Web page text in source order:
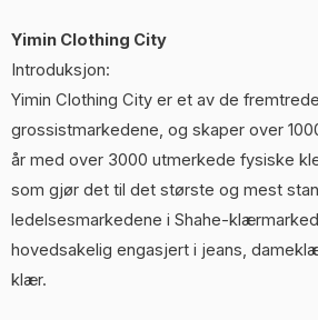
Yimin Clothing City
Introduksjon:
Yimin Clothing City er et av de
grossistmarkedene, og skaper over
år med over 3000 utmerkede fysiske
som gjør det til det største og mest
ledelsesmarkedene i Shahe-
hovedsakelig engasjert i jeans,
klær.